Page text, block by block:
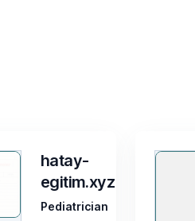
hatay-
egitim.xyz
Pediatrician